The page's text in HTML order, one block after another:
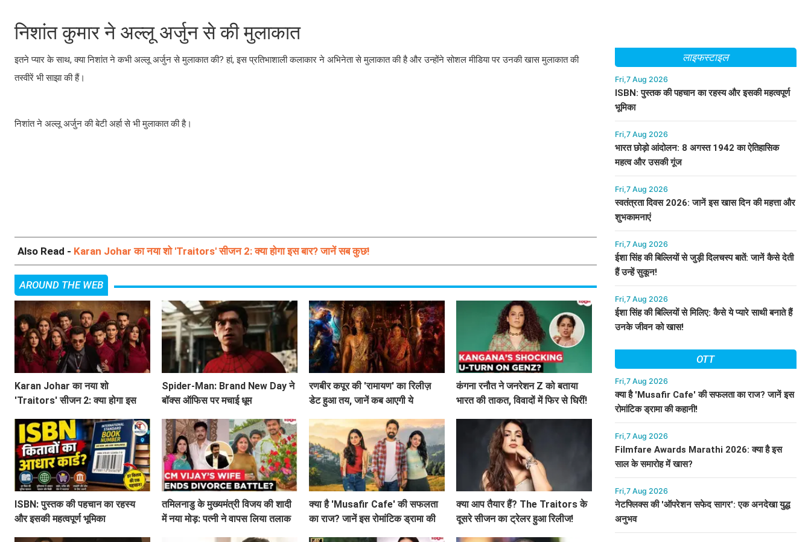
निशांत कुमार ने अल्लू अर्जुन से की मुलाकात
इतने प्यार के साथ, क्या निशांत ने कभी अल्लू अर्जुन से मुलाकात की? हां, इस प्रतिभाशाली कलाकार ने अभिनेता से मुलाकात की है और उन्होंने सोशल मीडिया पर उनकी खास मुलाकात की
तस्वीरें भी साझा की हैं।
निशांत ने अल्लू अर्जुन की बेटी अर्हा से भी मुलाकात की है।
Also Read - Karan Johar का नया शो 'Traitors' सीजन 2: क्या होगा इस बार? जानें सब कुछ!
AROUND THE WEB
Karan Johar का नया शो
'Traitors' सीजन 2: क्या होगा इस
Spider-Man: Brand New Day ने
बॉक्स ऑफिस पर मचाई धूम
रणबीर कपूर की 'रामायण' का रिलीज़
डेट हुआ तय, जानें कब आएगी ये
कंगना रनौत ने जनरेशन Z को बताया
भारत की ताकत, विवादों में फिर से घिरीं!
ISBN: पुस्तक की पहचान का रहस्य
और इसकी महत्वपूर्ण भूमिका
तमिलनाडु के मुख्यमंत्री विजय की शादी
में नया मोड़: पत्नी ने वापस लिया तलाक
क्या है 'Musafir Cafe' की सफलता
का राज? जानें इस रोमांटिक ड्रामा की
क्या आप तैयार हैं? The Traitors के
दूसरे सीजन का ट्रेलर हुआ रिलीज!
लाइफस्टाइल
Fri,7 Aug 2026
ISBN: पुस्तक की पहचान का रहस्य और इसकी महत्वपूर्ण
भूमिका
Fri,7 Aug 2026
भारत छोड़ो आंदोलन: 8 अगस्त 1942 का ऐतिहासिक
महत्व और उसकी गूंज
Fri,7 Aug 2026
स्वतंत्रता दिवस 2026: जानें इस खास दिन की महत्ता और
शुभकामनाएं
Fri,7 Aug 2026
ईशा सिंह की बिल्लियों से जुड़ी दिलचस्प बातें: जानें कैसे देती
हैं उन्हें सुकून!
Fri,7 Aug 2026
ईशा सिंह की बिल्लियों से मिलिए: कैसे ये प्यारे साथी बनाते हैं
उनके जीवन को खास!
OTT
Fri,7 Aug 2026
क्या है 'Musafir Cafe' की सफलता का राज? जानें इस
रोमांटिक ड्रामा की कहानी!
Fri,7 Aug 2026
Filmfare Awards Marathi 2026: क्या है इस
साल के समारोह में खास?
Fri,7 Aug 2026
नेटफ्लिक्स की 'ऑपरेशन सफेद सागर': एक अनदेखा युद्ध
अनुभव